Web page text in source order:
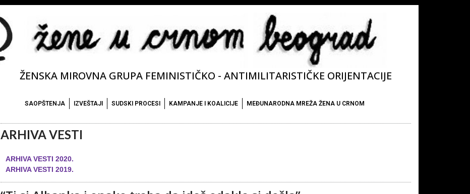
ŽENSKA MIROVNA GRUPA FEMINISTIČKO - ANTIMILITARISTIČKE ORIJENTACIJE
SAOPŠTENJA IZVEŠTAJI SUDSKI PROCESI KAMPANJE I KOALICIJE MEĐUNARODNA MREŽA ŽENA U CRNOM
ARHIVA VESTI
ARHIVA VESTI 2020.
ARHIVA VESTI 2019.